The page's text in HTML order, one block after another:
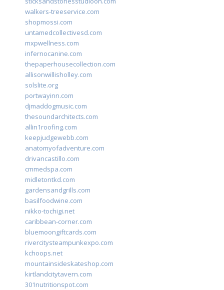
walkers-treeservice.com
shopmossi.com
untamedcollectivesd.com
mxpwellness.com
infernocanine.com
thepaperhousecollection.com
allisonwillisholley.com
solslite.org
portwayinn.com
djmaddogmusic.com
thesoundarchitects.com
allin1roofing.com
keepjudgewebb.com
anatomyofadventure.com
drivancastillo.com
cmmedspa.com
midletontkd.com
gardensandgrills.com
basilfoodwine.com
nikko-tochigi.net
caribbean-corner.com
bluemoongiftcards.com
rivercitysteampunkexpo.com
kchoops.net
mountainsideskateshop.com
kirtlandcitytavern.com
301nutritionspot.com